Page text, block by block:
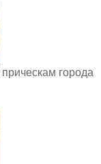
города